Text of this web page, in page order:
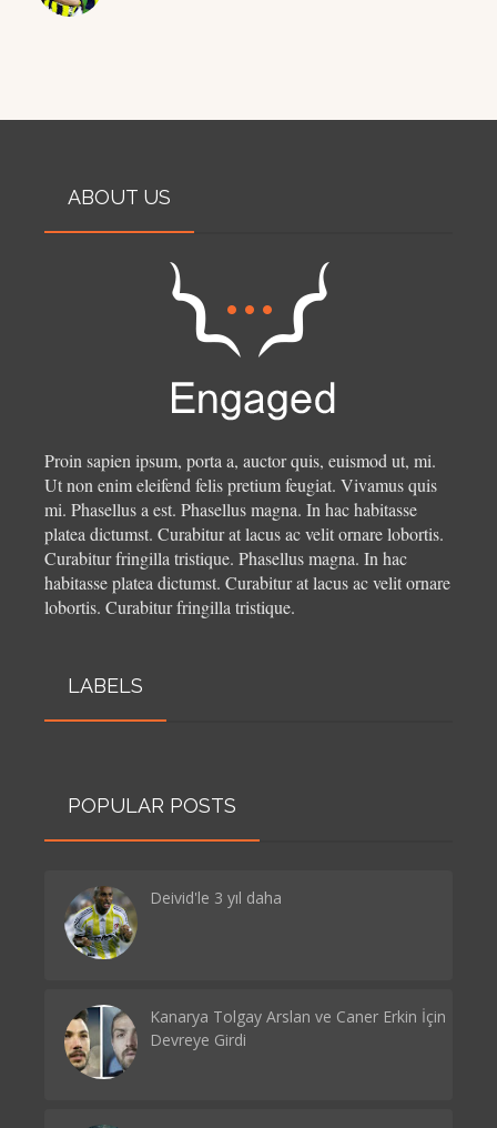
ABOUT US
Proin sapien ipsum, porta a, auctor quis, euismod ut, mi.
Ut non enim eleifend felis pretium feugiat. Vivamus quis
mi. Phasellus a est. Phasellus magna. In hac habitasse
platea dictumst. Curabitur at lacus ac velit ornare lobortis.
Curabitur fringilla tristique. Phasellus magna. In hac
habitasse platea dictumst. Curabitur at lacus ac velit ornare
lobortis. Curabitur fringilla tristique.
LABELS
POPULAR POSTS
Deivid'le 3 yıl daha
Kanarya Tolgay Arslan ve Caner Erkin İçin
Devreye Girdi